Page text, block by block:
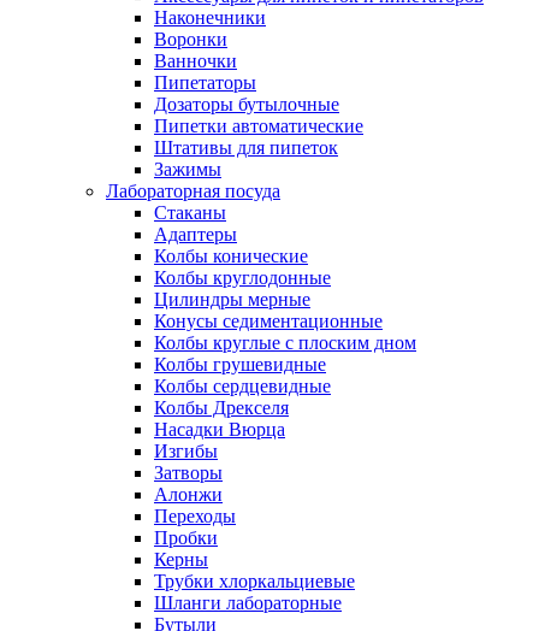
Наконечники
Воронки
Ванночки
Пипетаторы
Дозаторы бутылочные
Пипетки автоматические
Штативы для пипеток
Зажимы
Лабораторная посуда
Стаканы
Адаптеры
Колбы конические
Колбы круглодонные
Цилиндры мерные
Конусы седиментационные
Колбы круглые с плоским дном
Колбы грушевидные
Колбы сердцевидные
Колбы Дрекселя
Насадки Вюрца
Изгибы
Затворы
Алонжи
Переходы
Пробки
Керны
Трубки хлоркальциевые
Шланги лабораторные
Бутыли